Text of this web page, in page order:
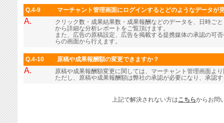
Q.4-9 マーチャント管理画面にログインするとどのようなデータが
A.
クリック数・成果結果数・成果報酬などのデータを、日時ご
から詳細な分析レポートをご覧頂けます。
また、広告の原稿設定、広告を掲載する提携媒体の承認の可
らの画面から行えます。
Q.4-10 原稿や成果報酬額の変更できますか？
A.
原稿や成果報酬額変更に関しては、マーチャント管理画面よ
ただし、原稿や成果報酬額は弊社の承認が必要になり、承認
上記で解決されない方はこちらからお問